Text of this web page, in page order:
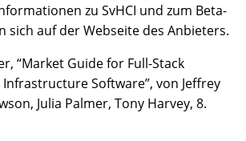
zu SvHCI und zum Beta-
sich auf der Webseite des Anbieters.
“Market Guide for Full-Stack
Software”, von Jeffrey
Julia Palmer, Tony Harvey, 8.